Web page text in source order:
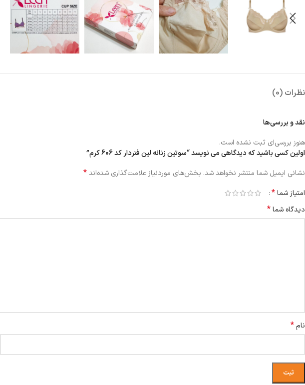
نظرات (0)
نقد و بررسی‌ها
هنوز بررسی‌ای ثبت نشده است.
اولین کسی باشید که دیدگاهی می نویسد “سوتین زنانه لین فنردار کد 606 کرم”
نشانی ایمیل شما منتشر نخواهد شد. بخش‌های موردنیاز علامت‌گذاری شده‌اند*
امتیاز شما*
دیدگاه شما*
نام*